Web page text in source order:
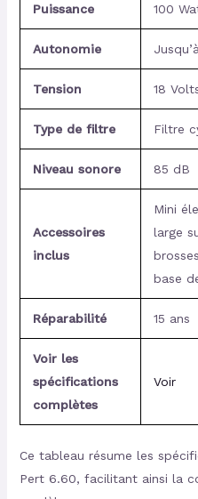
Puissance 100
Autonomie
Tension 18
Type de filtre Filtre
Niveau sonore 85 dB
Accessoires
inclus
Mini
large
base
Réparabilité 15 ans
Voir les
spécifications
complètes
Voir
Ce tableau résume les
Pert 6.60, facilitant ainsi la